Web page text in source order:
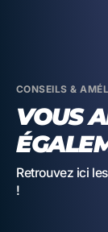
CONSEILS &
VOUS
Retrouvez ici
!